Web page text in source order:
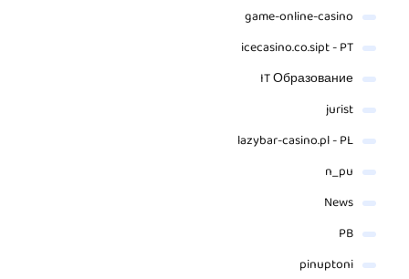
game-online-casino
icecasino.co.sipt - PT
IT Образование
jurist
lazybar-casino.pl - PL
n_pu
News
PB
pinuptoni